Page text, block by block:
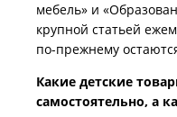
мебель» и
крупной статьей
по-прежнему
Какие детские
самостоятельно, а